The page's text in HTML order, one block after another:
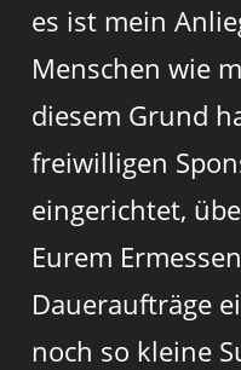
es ist mein
Menschen wie
diesem Grund
freiwilligen
eingerichtet,
Eurem
Daueraufträge
noch so kleine